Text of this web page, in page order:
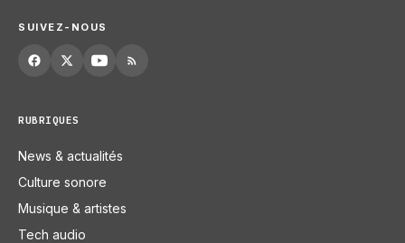
SUIVEZ-NOUS
RUBRIQUES
News & actualités
Culture sonore
Musique & artistes
Tech audio